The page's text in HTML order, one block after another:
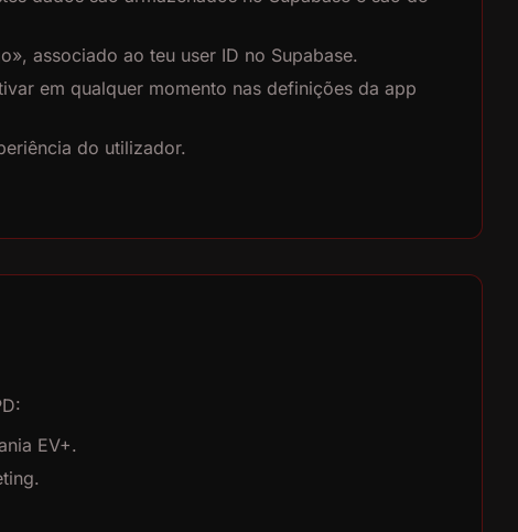
associado ao teu user ID no Supabase.
em qualquer momento nas definições da app
do utilizador.
EV+.